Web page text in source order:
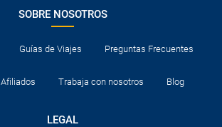
SOBRE NOSOTROS
Guías de Viajes Preguntas Frecuentes
Afiliados Trabaja con nosotros Blog
LEGAL